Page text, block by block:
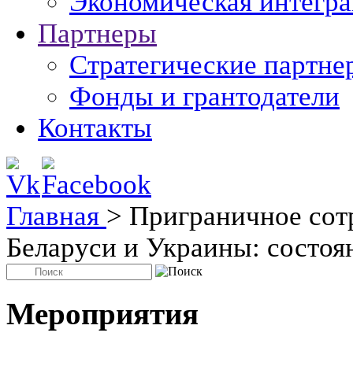
Партнеры
Стратегические
Фонды и грантодатели
Контакты
Главная > Приграничное
Беларуси и Украины:
Мероприятия